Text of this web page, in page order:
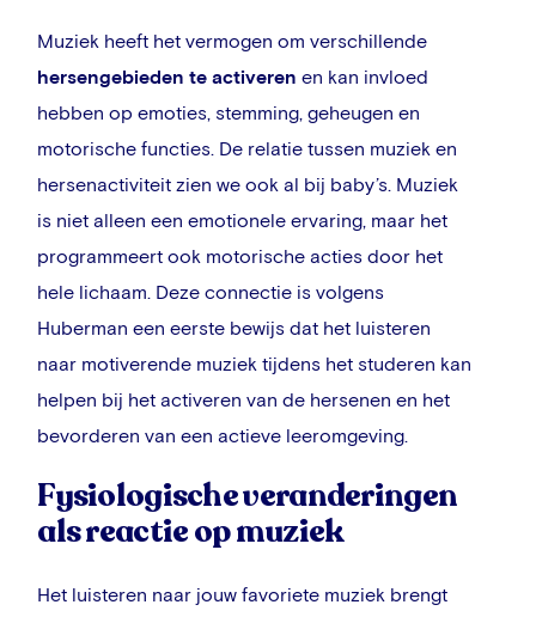
Muziek heeft het vermogen om verschillende
hersengebieden te activeren en kan invloed
hebben op emoties, stemming, geheugen en
motorische functies. De relatie tussen muziek en
hersenactiviteit zien we ook al bij baby’s. Muziek
is niet alleen een emotionele ervaring, maar het
programmeert ook motorische acties door het
hele lichaam. Deze connectie is volgens
Huberman een eerste bewijs dat het luisteren
naar motiverende muziek tijdens het studeren kan
helpen bij het activeren van de hersenen en het
bevorderen van een actieve leeromgeving.
Fysiologische veranderingen
als reactie op muziek
Het luisteren naar jouw favoriete muziek brengt